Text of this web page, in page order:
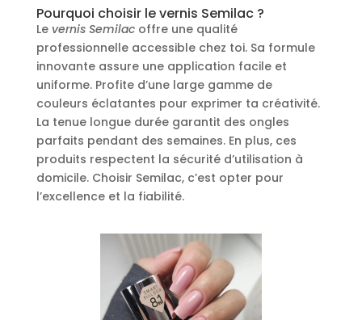
Pourquoi choisir le vernis Semilac ?
Le vernis Semilacoffre une qualité
professionnelle accessible chez toi. Sa formule
innovante assure une application facile et
uniforme. Profite d’une large gamme de
couleurs éclatantes pour exprimer ta créativité.
La tenue longue durée garantit des ongles
parfaits pendant des semaines. En plus, ces
produits respectent la sécurité d’utilisation à
domicile. Choisir Semilac, c’est opter pour
l’excellence et la fiabilité.